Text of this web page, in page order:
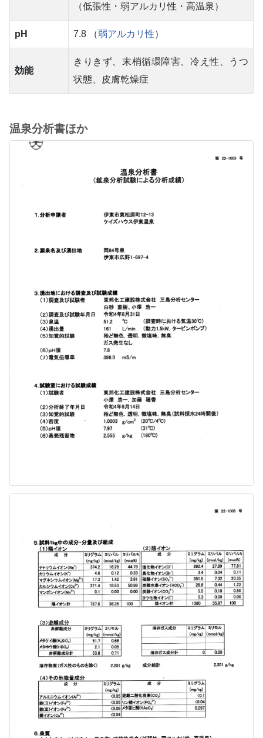
（低張性・弱アルカリ性・高温泉）
pH 7.8 （弱アルカリ性）
効能
きりきず、末梢循環障害、冷え性、うつ
状態、皮膚乾燥症
温泉分析書ほか